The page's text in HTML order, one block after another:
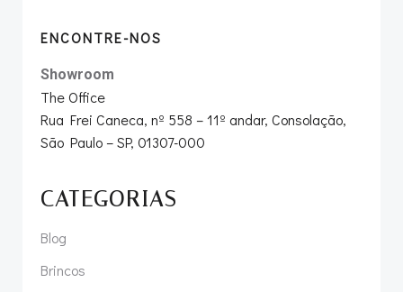
ENCONTRE-NOS
Showroom
The Office
Rua Frei Caneca, nº 558 – 11º andar, Consolação,
São Paulo – SP, 01307-000
CATEGORIAS
Blog
Brincos